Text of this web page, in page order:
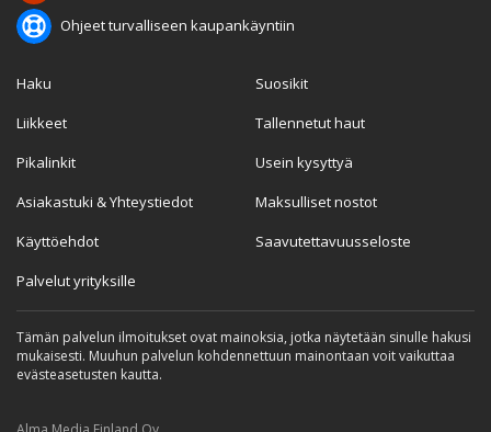
Ohjeet turvalliseen kaupankäyntiin
Haku
Liikkeet
Pikalinkit
Asiakastuki & Yhteystiedot
Käyttöehdot
Palvelut yrityksille
Suosikit
Tallennetut haut
Usein kysyttyä
Maksulliset nostot
Saavutettavuusseloste
Tämän palvelun ilmoitukset ovat mainoksia, jotka näytetään sinulle hakusi
mukaisesti. Muuhun palvelun kohdennettuun mainontaan voit vaikuttaa
evästeasetusten kautta.